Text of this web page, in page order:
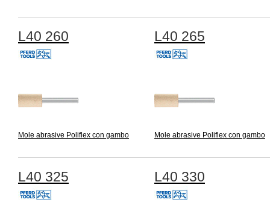
L40 260
Mole abrasive Poliflex con gambo
L40 265
Mole abrasive Poliflex con gambo
L40 325 L40 330